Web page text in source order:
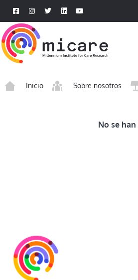
Inicio Sobre nosotros
No se